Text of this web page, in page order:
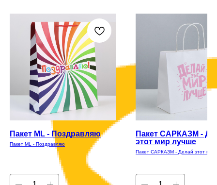
Пакет ML - Поздравляю
Пакет ML - Поздравляю
Пакет САРКАЗМ -
этот мир лучше
Пакет САРКАЗМ - Делай этот мир